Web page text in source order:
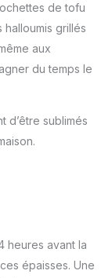
de tofu
grillés
aux
du temps le
d’être sublimés
heures avant la
épaisses. Une